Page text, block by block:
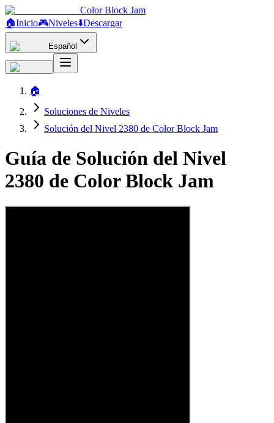
Color Block Jam
🏠Inicio🎮Niveles⬇️Descargar
Español
🏠
Soluciones de Niveles
Solución del Nivel 2380 de Color Block Jam
Guía de Solución del Nivel
2380 de Color Block Jam